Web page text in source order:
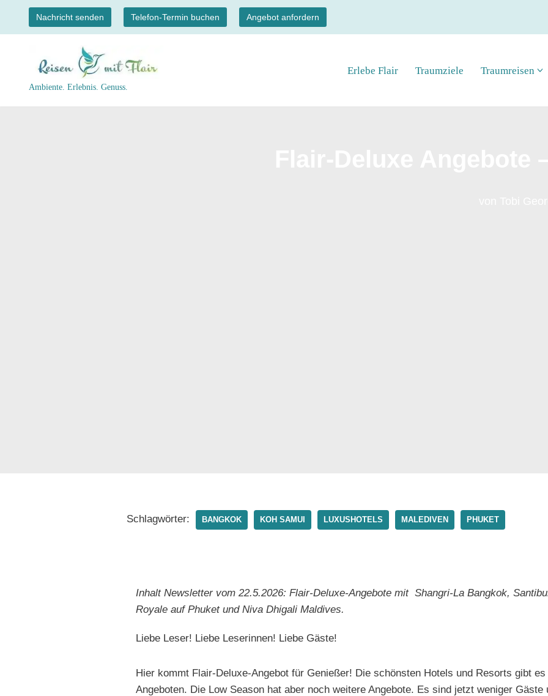
Zum
springen
Nachricht senden Telefon-Termin buchen Angebot anfordern
Ambiente. Erlebnis. Genuss.
Erlebe Flair Traumziele Traumreisen
Schlagwörter: BANGKOK KOH SAMUI LUXUSHOTELS MALEDIVEN PHUKET
Inhalt Newsletter vom 22.5.2026: Flair-Deluxe-Angebote mit Shangri-La Bangkok,
Royale auf Phuket und Niva Dhigali Maldives.
Liebe Leser! Liebe Leserinnen! Liebe Gäste!
Hier kommt Flair-Deluxe-Angebot für Genießer! Die schönsten Hotels und Resorts gibt
Angeboten. Die Low Season hat aber noch weitere Angebote. Es sind jetzt weniger